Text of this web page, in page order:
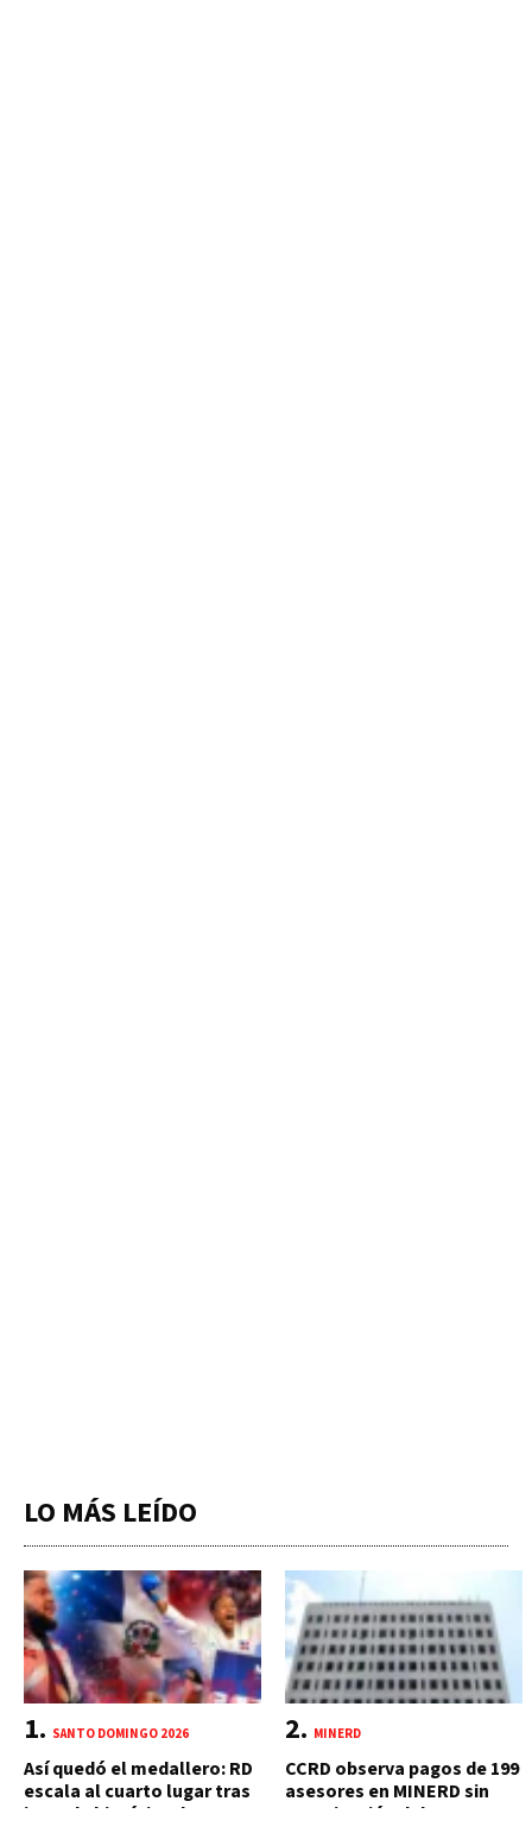
LO MÁS LEÍDO
SANTO DOMINGO 2026
Así quedó el medallero: RD
escala al cuarto lugar tras
jornada histórica de 15
MINERD
CCRD observa pagos de 199
asesores en MINERD sin
autorización del MAP y